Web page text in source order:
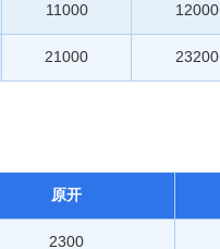
11000 12000
21000 23200
原开
2300